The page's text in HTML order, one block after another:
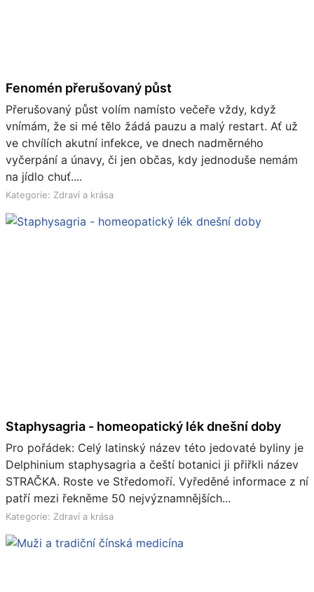
Fenomén přerušovaný půst
Přerušovaný půst volím namísto večeře vždy, když
vnímám, že si mé tělo žádá pauzu a malý restart. Ať už
ve chvílích akutní infekce, ve dnech nadměrného
vyčerpání a únavy, či jen občas, kdy jednoduše nemám
na jídlo chuť....
Kategorie: Zdraví a krása
Staphysagria - homeopatický lék dnešní doby
Pro pořádek: Celý latinský název této jedovaté byliny je
Delphinium staphysagria a čeští botanici ji přiřkli název
STRAČKA. Roste ve Středomoří. Vyředěné informace z ní
patří mezi řekněme 50 nejvýznamnějších...
Kategorie: Zdraví a krása